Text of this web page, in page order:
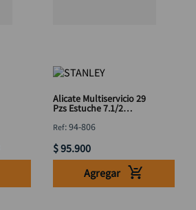
Alicate Multiservicio 29
Pzs Estuche 7.1/2
:94-806
$95.900
Agregar